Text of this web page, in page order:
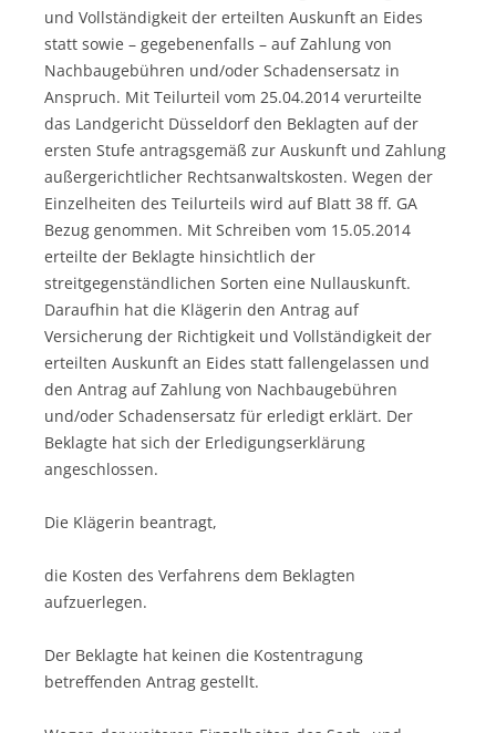
und Vollständigkeit der erteilten Auskunft an Eides
statt sowie – gegebenenfalls – auf Zahlung von
Nachbaugebühren und/oder Schadensersatz in
Anspruch. Mit Teilurteil vom 25.04.2014 verurteilte
das Landgericht Düsseldorf den Beklagten auf der
ersten Stufe antragsgemäß zur Auskunft und Zahlung
außergerichtlicher Rechtsanwaltskosten. Wegen der
Einzelheiten des Teilurteils wird auf Blatt 38 ff. GA
Bezug genommen. Mit Schreiben vom 15.05.2014
erteilte der Beklagte hinsichtlich der
streitgegenständlichen Sorten eine Nullauskunft.
Daraufhin hat die Klägerin den Antrag auf
Versicherung der Richtigkeit und Vollständigkeit der
erteilten Auskunft an Eides statt fallengelassen und
den Antrag auf Zahlung von Nachbaugebühren
und/oder Schadensersatz für erledigt erklärt. Der
Beklagte hat sich der Erledigungserklärung
angeschlossen.
Die Klägerin beantragt,
die Kosten des Verfahrens dem Beklagten
aufzuerlegen.
Der Beklagte hat keinen die Kostentragung
betreffenden Antrag gestellt.